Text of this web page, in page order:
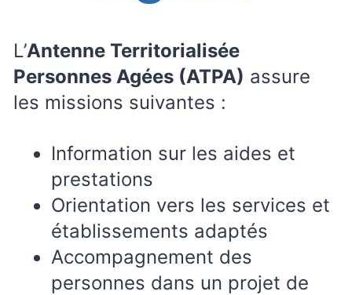
L’Antenne Territorialisée
Personnes Agées (ATPA) assure
les missions suivantes :
Information sur les aides et
prestations
​Orientation vers les services et
établissements adaptés
​​Accompagnement des
personnes dans un projet de